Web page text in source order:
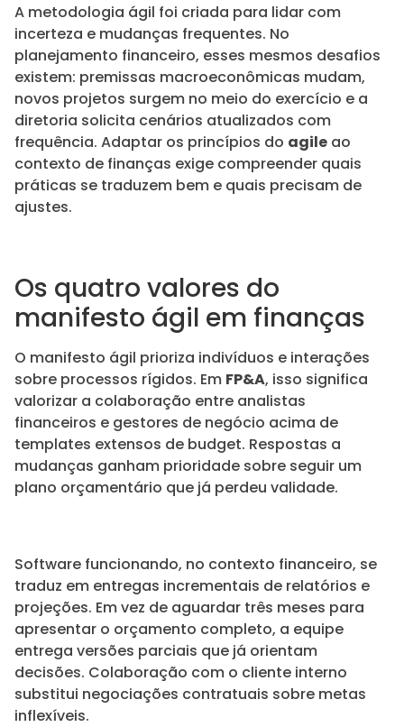
A metodologia ágil foi criada para lidar com
incerteza e mudanças frequentes. No
planejamento financeiro, esses mesmos desafios
existem: premissas macroeconômicas mudam,
novos projetos surgem no meio do exercício e a
diretoria solicita cenários atualizados com
frequência. Adaptar os princípios do agile ao
contexto de finanças exige compreender quais
práticas se traduzem bem e quais precisam de
ajustes.
Os quatro valores do
manifesto ágil em finanças
O manifesto ágil prioriza indivíduos e interações
sobre processos rígidos. Em FP&A, isso significa
valorizar a colaboração entre analistas
financeiros e gestores de negócio acima de
templates extensos de budget. Respostas a
mudanças ganham prioridade sobre seguir um
plano orçamentário que já perdeu validade.
Software funcionando, no contexto financeiro, se
traduz em entregas incrementais de relatórios e
projeções. Em vez de aguardar três meses para
apresentar o orçamento completo, a equipe
entrega versões parciais que já orientam
decisões. Colaboração com o cliente interno
substitui negociações contratuais sobre metas
inflexíveis.